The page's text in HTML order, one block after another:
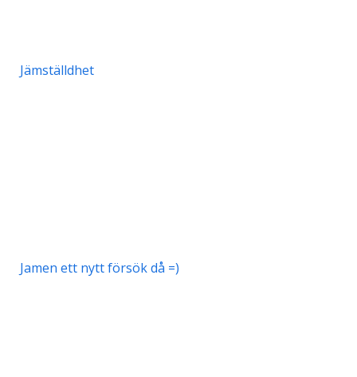
Jämställdhet
Jamen ett nytt försök då =)